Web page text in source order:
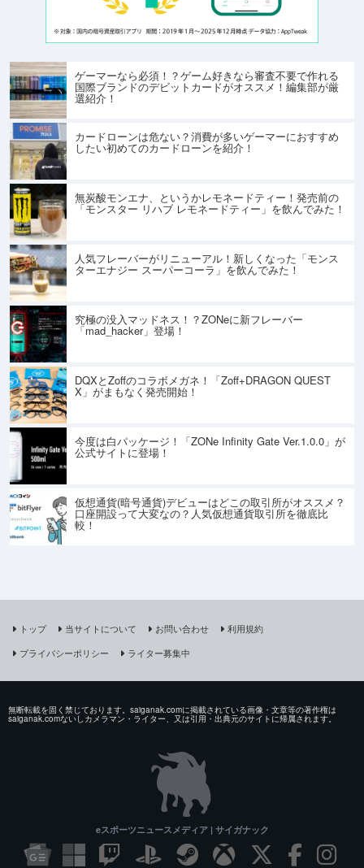
ゲーマーなら必須！？ゲーム好きなら審査不要で作れる
国際ブランドのデビットカードがオススメ！編集部が厳
選紹介！
カードローンは危ない？消費が多いゲーマーにおすすめ
したい初めてのカードローンを紹介！
無炭酸モンエナ、というかレモネードティー！発売前の
「モンスター リハブ レモネードティー」を飲んでみた！
人気フレーバーがリニューアル！新しくなった「モンス
ターエナジー スーパーコーラ」を飲んでみた！
究極の没入マッドネス！？ZONeに新フレーバー
「mad_hacker」登場！
DQXとZoffのコラボメガネ！「Zoff+DRAGON QUEST
X」がまもなく発売開始！
今度は白パッケージ！「ZONe Infinity Gate Ver.1.0.0」が
公式サイトに登場！
仮想通貨(暗号通貨)デビューはどこの取引所がオススメ？
口座開設って大変なの？人気仮想通貨取引所を徹底比
較！
トップ 当サイトについて お問い合わせ
利用規約
プライバシーポリシー
ライター募集中
無断転載を固く禁じております。saiganak.comに掲載されている画像・文章等の著作権は
saiganak.comないしカメラマン・ライター、又は引用・出典元のサイトに帰属されます。
eスポーツニュースメディア | サイガナック